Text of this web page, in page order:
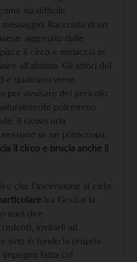
sia difficile
Racconta di un
aggredito dalle
il circo e minaccia in
all’abitato. Gli attori del
e qualcuno viene
per avvisare del pericolo.
potremmo
Il clown urla
se ne preoccupa.
il circo e brucia anche il
che l’ascensione al cielo
tra Gesù e la
vuol dire
invitarli ad
sino in fondo la propria
impegno fatta col